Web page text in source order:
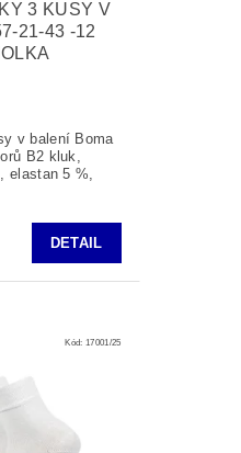
3 KUSY V
21-43 -12
v balení Boma
B2 kluk,
elastan 5 %,
DETAIL
Kód:17001/25